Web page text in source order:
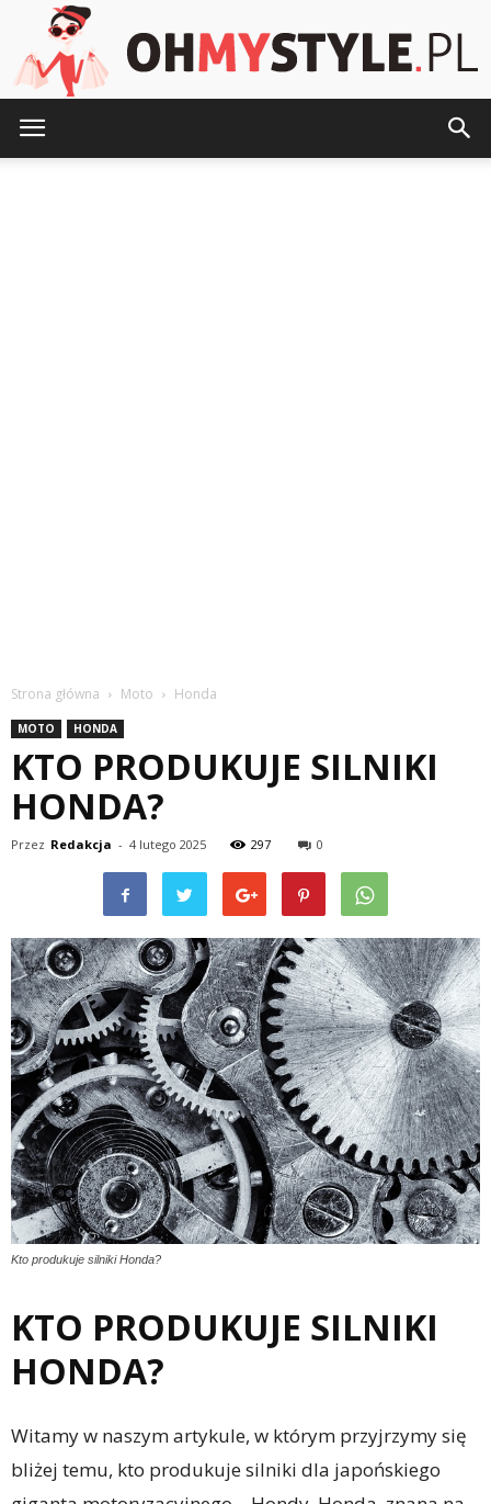
Strona główna Moto Honda
MOTO HONDA
KTO PRODUKUJE SILNIKI
HONDA?
Przez Redakcja - 4 lutego 2025 297 0
Kto produkuje silniki Honda?
KTO PRODUKUJE SILNIKI
HONDA?
Witamy w naszym artykule, w którym przyjrzymy się
bliżej temu, kto produkuje silniki dla japońskiego